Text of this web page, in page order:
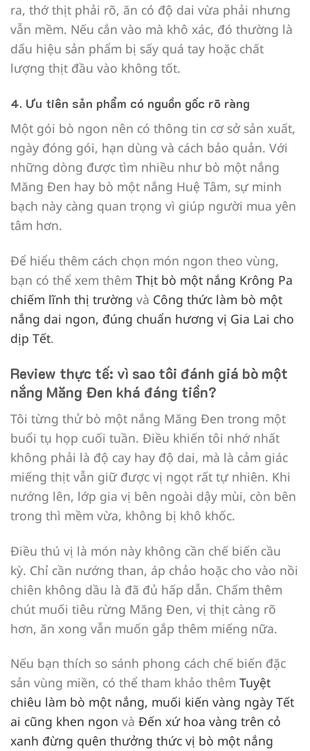
ra, thớ thịt phải rõ, ăn có độ dai vừa phải nhưng
vẫn mềm. Nếu cắn vào mà khô xác, đó thường là
dấu hiệu sản phẩm bị sấy quá tay hoặc chất
lượng thịt đầu vào không tốt.
4. Ưu tiên sản phẩm có nguồn gốc rõ ràng
Một gói bò ngon nên có thông tin cơ sở sản xuất,
ngày đóng gói, hạn dùng và cách bảo quản. Với
những dòng được tìm nhiều như bò một nắng
Măng Đen hay bò một nắng Huệ Tâm, sự minh
bạch này càng quan trọng vì giúp người mua yên
tâm hơn.
Để hiểu thêm cách chọn món ngon theo vùng,
bạn có thể xem thêm Thịt bò một nắng Krông Pa
chiếm lĩnh thị trường và Công thức làm bò một
nắng dai ngon, đúng chuẩn hương vị Gia Lai cho
dịp Tết.
Review thực tế: vì sao tôi đánh giá bò một
nắng Măng Đen khá đáng tiền?
Tôi từng thử bò một nắng Măng Đen trong một
buổi tụ họp cuối tuần. Điều khiến tôi nhớ nhất
không phải là độ cay hay độ dai, mà là cảm giác
miếng thịt vẫn giữ được vị ngọt rất tự nhiên. Khi
nướng lên, lớp gia vị bên ngoài dậy mùi, còn bên
trong thì mềm vừa, không bị khô khốc.
Điều thú vị là món này không cần chế biến cầu
kỳ. Chỉ cần nướng than, áp chảo hoặc cho vào nồi
chiên không dầu là đã đủ hấp dẫn. Chấm thêm
chút muối tiêu rừng Măng Đen, vị thịt càng rõ
hơn, ăn xong vẫn muốn gắp thêm miếng nữa.
Nếu bạn thích so sánh phong cách chế biến đặc
sản vùng miền, có thể tham khảo thêm Tuyệt
chiêu làm bò một nắng, muối kiến vàng ngày Tết
ai cũng khen ngon và Đến xứ hoa vàng trên cỏ
xanh đừng quên thưởng thức vị bò một nắng